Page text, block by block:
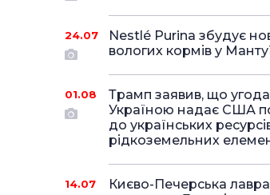
24.07
Nestlé Purina збудує
вологих кормів у
01.08
Трамп заявив, що
Україною надає США
до українських
рідкоземельних
14.07
Києво-Печерська